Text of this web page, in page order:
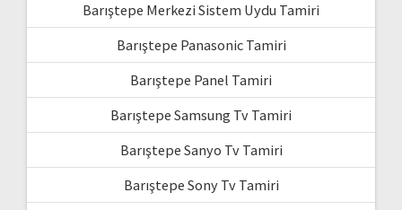
Barıştepe Merkezi Sistem Uydu Tamiri
Barıştepe Panasonic Tamiri
Barıştepe Panel Tamiri
Barıştepe Samsung Tv Tamiri
Barıştepe Sanyo Tv Tamiri
Barıştepe Sony Tv Tamiri